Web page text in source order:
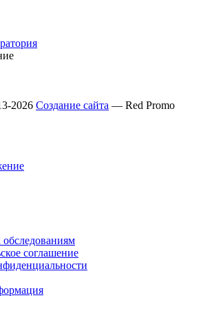
2026 Создание сайта — Red Promo
соглашение